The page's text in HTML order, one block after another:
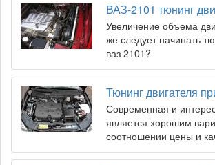
ВАЗ-2101 тюнинг
Увеличение объема
же следует начинать
ваз 2101?
Тюнинг двигателя
Современная и
является хорошим
соотношении цены и